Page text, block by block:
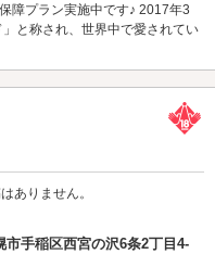
障プラン実施中です♪ 2017年3
と称され、世界中で愛されてい
ありません。
市手稲区西宮の沢6条2丁目4-